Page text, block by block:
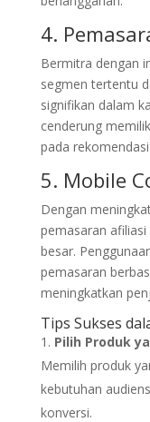
4.
Bermitra dengan
segmen tertentu
signifikan dalam
cenderung
pada
5. Mobile
Dengan
pemasaran
besar.
pemasaran
meningkatkan
Tips Sukses
Pilih Produk
Memilih produk
kebutuhan
konversi.